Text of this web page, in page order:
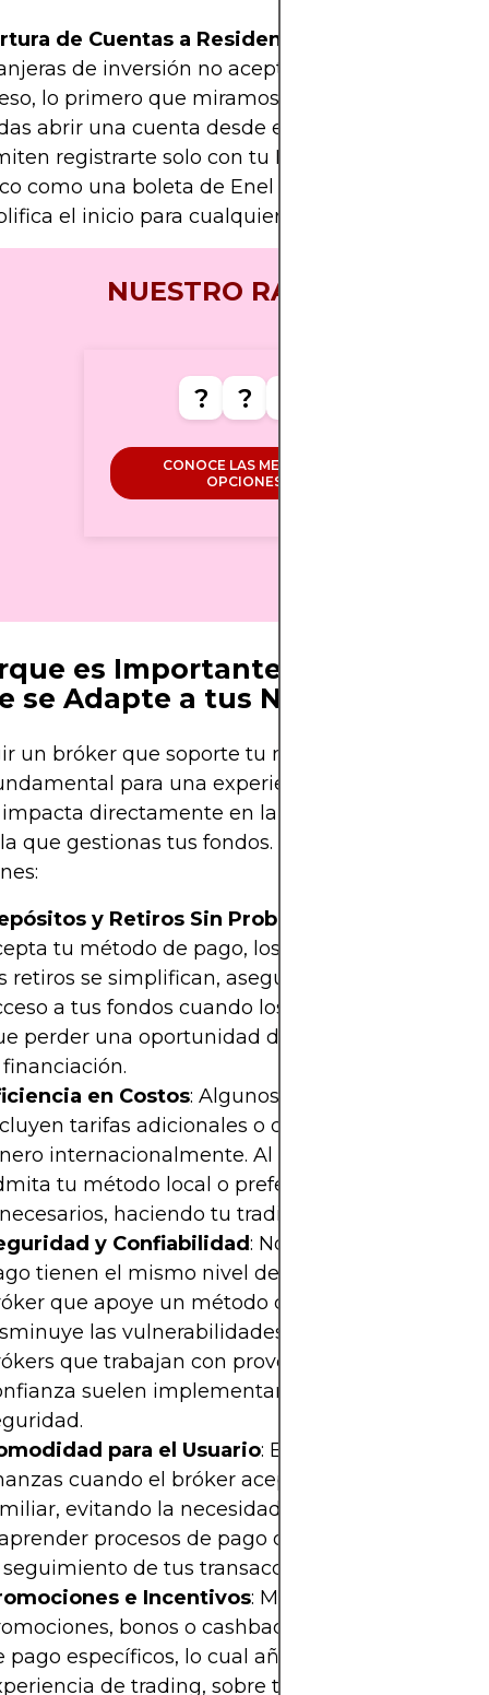
de Cuentas a Residentes
de inversión no aceptan residentes en
lo primero que miramos es que
abrir una cuenta desde el país. Estas
registrarte solo con tu RUT y un
como una boleta de Enel o Aguas Andinas, lo
el inicio para cualquier chileno.
NUESTRO RANKING
? ?
CONOCE LAS MEJORES
OPCIONES
es Importante Elegir el
se Adapte a tus Necesidades
un bróker que soporte tu método de pago
para una experiencia de trading
directamente en la eficiencia y
que gestionas tus fondos. Aquí tienes algunas
y Retiros Sin Problemas
tu método de pago, los depósitos son
retiros se simplifican, asegurando que tengas
a tus fondos cuando los necesites. Nada
perder una oportunidad de trading por
en Costos: Algunos métodos de pago
tarifas adicionales o de conversión al
internacionalmente. Al elegir un bróker que
tu método local o preferido, evitas estos
haciendo tu trading más rentable.
y Confiabilidad: No todos los métodos
tienen el mismo nivel de seguridad. Escoger
que apoye un método confiable y seguro
las vulnerabilidades a fraudes. Además,
que trabajan con proveedores de pago de
suelen implementar mayores medidas
para el Usuario: Es más fácil
cuando el bróker acepta un método de
evitando la necesidad de crear nuevas
procesos de pago distintos. Además,
de tus transacciones en un solo
e Incentivos: Muchos brókers
bonos o cashback asociados a
pago específicos, lo cual añade valor extra a tu
de trading, sobre todo si usas